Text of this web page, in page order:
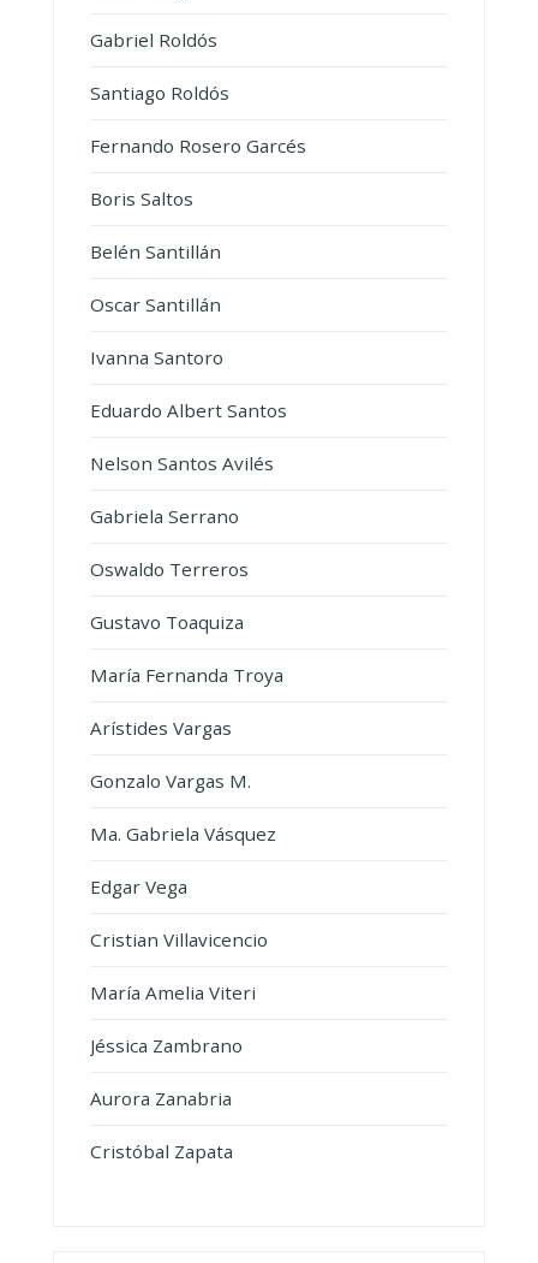
Gabriel Roldós
Santiago Roldós
Fernando Rosero Garcés
Boris Saltos
Belén Santillán
Oscar Santillán
Ivanna Santoro
Eduardo Albert Santos
Nelson Santos Avilés
Gabriela Serrano
Oswaldo Terreros
Gustavo Toaquiza
María Fernanda Troya
Arístides Vargas
Gonzalo Vargas M.
Ma. Gabriela Vásquez
Edgar Vega
Cristian Villavicencio
María Amelia Viteri
Jéssica Zambrano
Aurora Zanabria
Cristóbal Zapata